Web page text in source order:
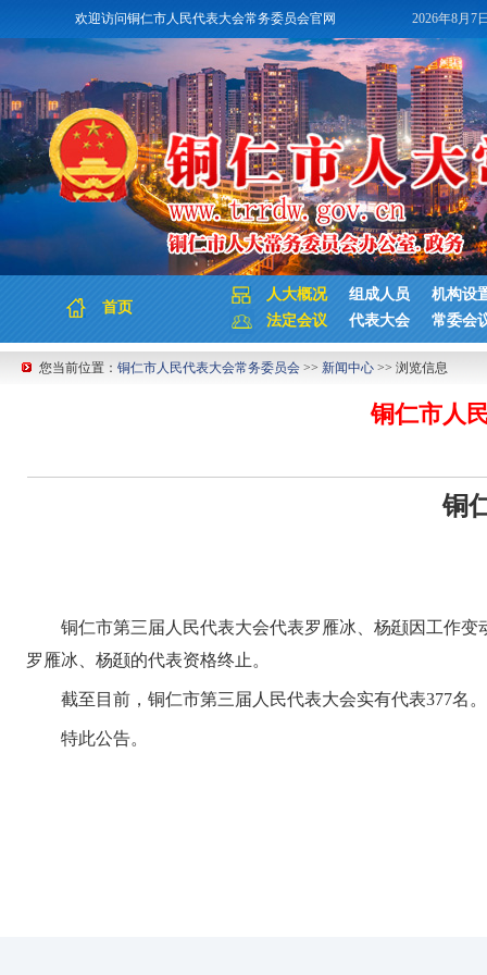
欢迎访问铜仁市人民代表大会常务委员会官网 2026年8月7
首页
人大概况 组成人员
机构设
法定会议
代表大会 常委会
您当前位置： 铜仁市人民代表大会常务委员会 >> 新闻中心 >> 浏览信息
铜仁市人
铜
铜仁市第三届人民代表大会代表罗雁冰、杨颋因工作
罗雁冰、杨颋的代表资格终止。
截至目前，铜仁市第三届人民代表大会实有代表377名。
特此公告。